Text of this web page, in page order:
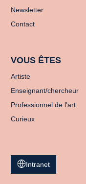
Newsletter
Contact
VOUS ÊTES
Artiste
Enseignant/chercheur
Professionnel de l'art
Curieux
Intranet